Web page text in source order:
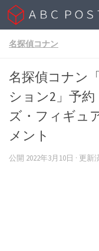
Skip to content
名探偵コナン
名探偵コナン
ション2」予
ズ・フィギュ
メント
公開 2022年3月10日 · 更新